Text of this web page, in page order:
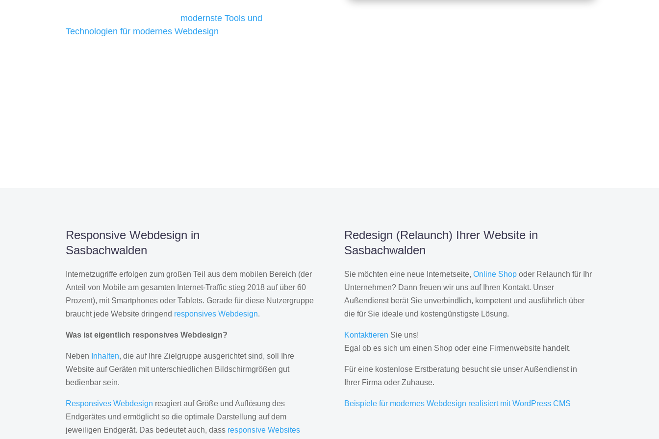
modernste Tools und
Technologien für modernes Webdesign
Responsive Webdesign in
Sasbachwalden
Internetzugriffe erfolgen zum großen Teil aus dem mobilen Bereich (der
Anteil von Mobile am gesamten Internet-Traffic stieg 2018 auf über 60
Prozent), mit Smartphones oder Tablets. Gerade für diese Nutzergruppe
braucht jede Website dringend responsives Webdesign.
Was ist eigentlich responsives Webdesign?
Neben Inhalten, die auf Ihre Zielgruppe ausgerichtet sind, soll Ihre
Website auf Geräten mit unterschiedlichen Bildschirmgrößen gut
bedienbar sein.
Responsives Webdesign reagiert auf Größe und Auflösung des
Endgerätes und ermöglicht so die optimale Darstellung auf dem
jeweiligen Endgerät. Das bedeutet auch, dass responsive Websites
Redesign (Relaunch) Ihrer Website in
Sasbachwalden
Sie möchten eine neue Internetseite, Online Shopoder Relaunch für Ihr
Unternehmen? Dann freuen wir uns auf Ihren Kontakt. Unser
Außendienst berät Sie unverbindlich, kompetent und ausführlich über
die für Sie ideale und kostengünstigste Lösung.
Kontaktieren Sie uns!
Egal ob es sich um einen Shop oder eine Firmenwebsite handelt.
Für eine kostenlose Erstberatung besucht sie unser Außendienst in
Ihrer Firma oder Zuhause.
Beispiele für modernes Webdesign realisiert mit WordPress CMS